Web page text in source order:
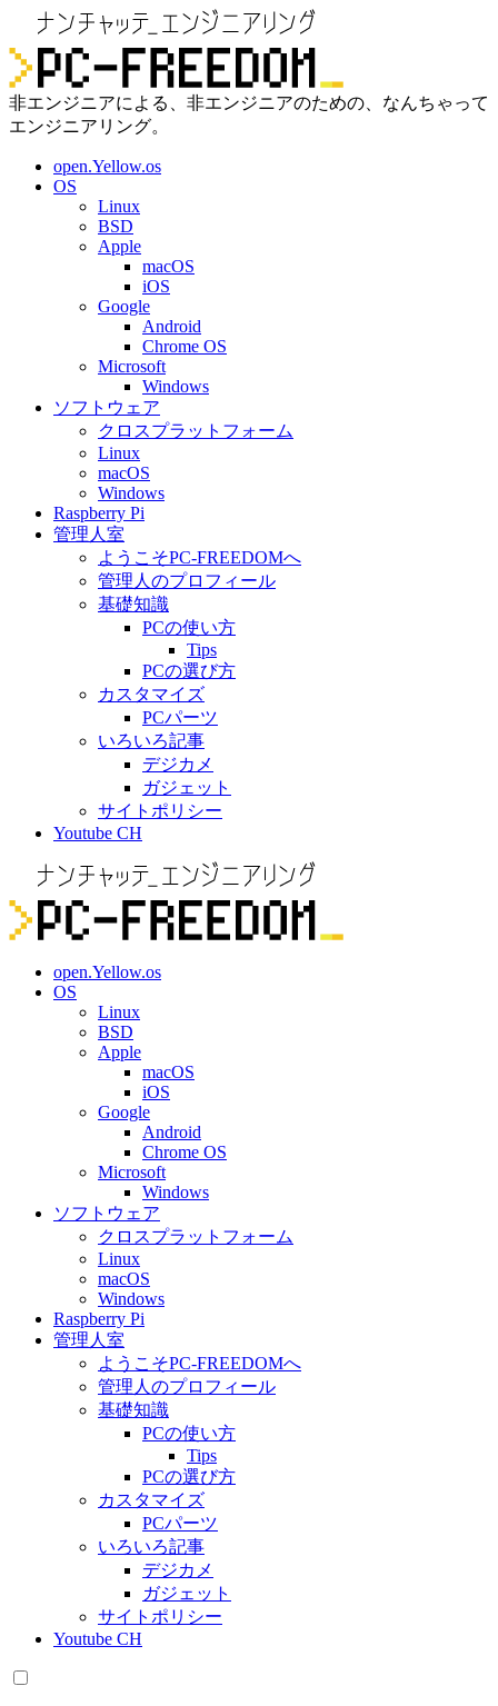
非エンジニアによる、非エンジニアのための、なんちゃって
エンジニアリング。
open.Yellow.os
OS
Linux
BSD
Apple
macOS
iOS
Google
Android
Chrome OS
Microsoft
Windows
ソフトウェア
クロスプラットフォーム
Linux
macOS
Windows
Raspberry Pi
管理人室
ようこそPC-FREEDOMへ
管理人のプロフィール
基礎知識
PCの使い方
Tips
PCの選び方
カスタマイズ
PCパーツ
いろいろ記事
デジカメ
ガジェット
サイトポリシー
Youtube CH
open.Yellow.os
OS
Linux
BSD
Apple
macOS
iOS
Google
Android
Chrome OS
Microsoft
Windows
ソフトウェア
クロスプラットフォーム
Linux
macOS
Windows
Raspberry Pi
管理人室
ようこそPC-FREEDOMへ
管理人のプロフィール
基礎知識
PCの使い方
Tips
PCの選び方
カスタマイズ
PCパーツ
いろいろ記事
デジカメ
ガジェット
サイトポリシー
Youtube CH